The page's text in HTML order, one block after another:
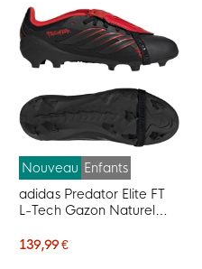
Nouveau Enfants
adidas Predator Elite FT
L-Tech Gazon Naturel
Enfants Noir Noir Rouge
139,99 €